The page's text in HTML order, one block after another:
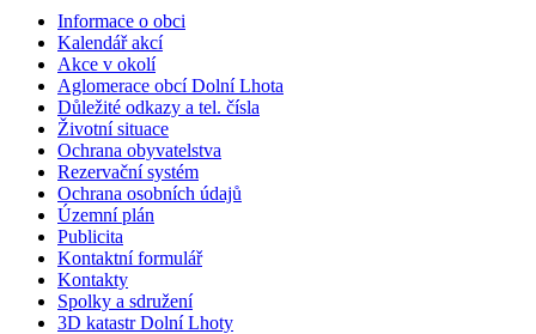
Informace o obci
Kalendář akcí
Akce v okolí
Aglomerace obcí Dolní Lhota
Důležité odkazy a tel. čísla
Životní situace
Ochrana obyvatelstva
Rezervační systém
Ochrana osobních údajů
Územní plán
Publicita
Kontaktní formulář
Kontakty
Spolky a sdružení
3D katastr Dolní Lhoty